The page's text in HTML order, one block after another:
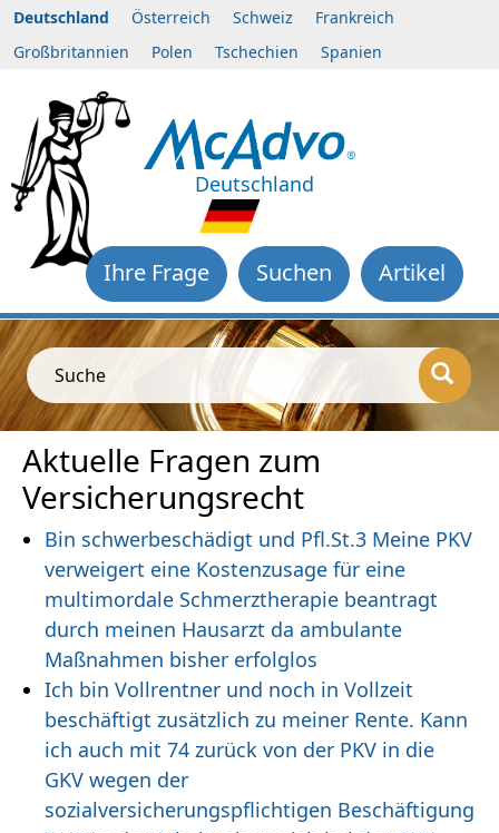
Deutschland Österreich Schweiz
Frankreich
Großbritannien
Polen Tschechien Spanien
Deutschland
Artikel
Suchen
Ihre Frage
Suche
Aktuelle Fragen zum
Versicherungsrecht
Bin schwerbeschädigt und Pfl.St.3 Meine PKV
verweigert eine Kostenzusage für eine
multimordale Schmerztherapie beantragt
durch meinen Hausarzt da ambulante
Maßnahmen bisher erfolglos
Ich bin Vollrentner und noch in Vollzeit
beschäftigt zusätzlich zu meiner Rente. Kann
ich auch mit 74 zurück von der PKV in die
GKV wegen der
sozialversicherungspflichtigen Beschäftigung